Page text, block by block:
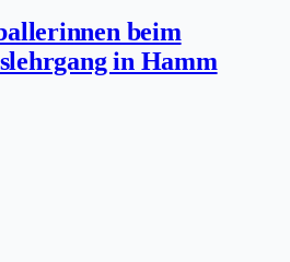
beim
in Hamm